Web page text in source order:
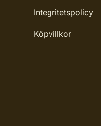
Integritetspolicy
Köpvillkor